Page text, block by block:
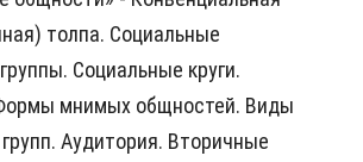
толпа. Социальные
Социальные круги.
мнимых общностей. Виды
Аудитория. Вторичные